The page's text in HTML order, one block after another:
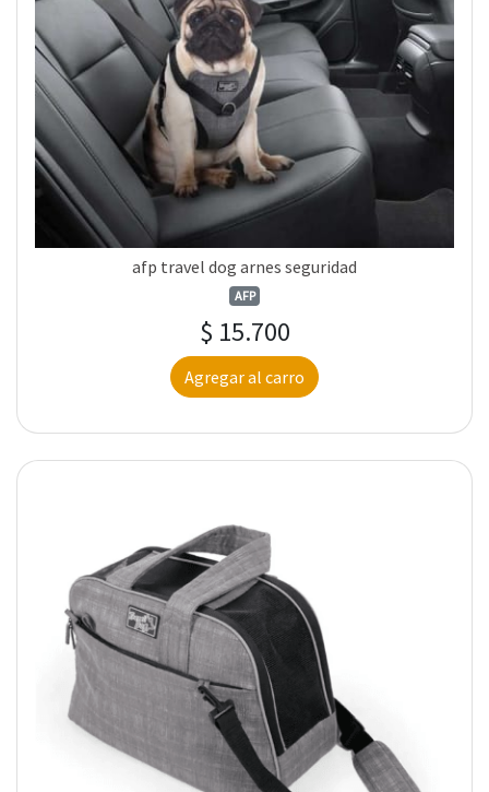
afp travel dog arnes seguridad
AFP
$ 15.700
Agregar al carro